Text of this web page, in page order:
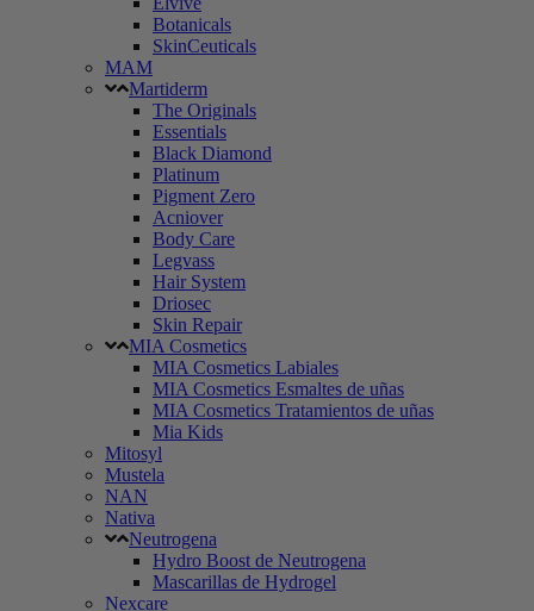
Botanicals
SkinCeuticals
MAM
Martiderm
The Originals
Essentials
Black Diamond
Platinum
Pigment Zero
Acniover
Body Care
Legvass
Hair System
Driosec
Skin Repair
MIA Cosmetics
MIA Cosmetics Labiales
MIA Cosmetics Esmaltes de uñas
MIA Cosmetics Tratamientos de uñas
Mia Kids
Mitosyl
Mustela
NAN
Nativa
Neutrogena
Hydro Boost de Neutrogena
Mascarillas de Hydrogel
Nexcare